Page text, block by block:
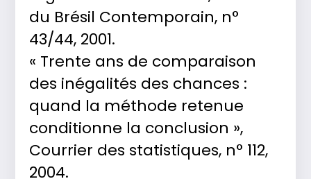
du Brésil Contemporain, n°
43/44, 2001.
« Trente ans de comparaison
des inégalités des chances :
quand la méthode retenue
conditionne la conclusion »,
Courrier des statistiques, n° 112,
2004.